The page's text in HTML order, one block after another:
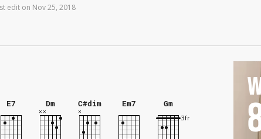
edit on Nov25, 2018
E7 Dm C#dim Em7 Gm